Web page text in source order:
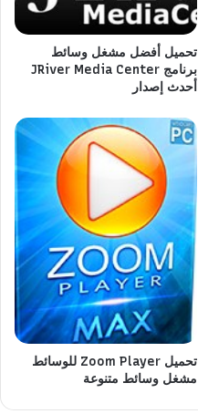
تحميل أفضل مشغل وسائط
برنامج JRiver Media Center
أحدث إصدار
تحميل Zoom Player للوسائط
مشغل وسائط متنوعة